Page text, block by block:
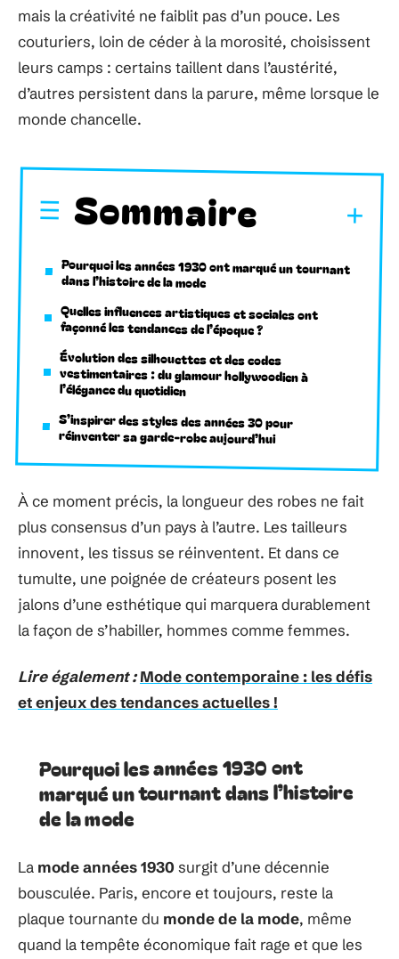
mais la créativité ne faiblit pas d’un pouce. Les
couturiers, loin de céder à la morosité, choisissent
leurs camps : certains taillent dans l’austérité,
d’autres persistent dans la parure, même lorsque le
monde chancelle.
Sommaire
Pourquoi les années 1930 ont marqué un tournant
dans l’histoire de la mode
Quelles influences artistiques et sociales ont
façonné les tendances de l’époque ?
Évolution des silhouettes et des codes
vestimentaires : du glamour hollywoodien à
l’élégance du quotidien
S’inspirer des styles des années 30 pour
réinventer sa garde-robe aujourd’hui
À ce moment précis, la longueur des robes ne fait
plus consensus d’un pays à l’autre. Les tailleurs
innovent, les tissus se réinventent. Et dans ce
tumulte, une poignée de créateurs posent les
jalons d’une esthétique qui marquera durablement
la façon de s’habiller, hommes comme femmes.
Lire également : Mode contemporaine : les défis
et enjeux des tendances actuelles !
Pourquoi les années 1930 ont
marqué un tournant dans l’histoire
de la mode
La mode années 1930 surgit d’une décennie
bousculée. Paris, encore et toujours, reste la
plaque tournante du monde de la mode, même
quand la tempête économique fait rage et que les